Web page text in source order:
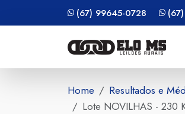
(67) 99645-0728
Home Resultados e
Lote NOVILHAS - 230